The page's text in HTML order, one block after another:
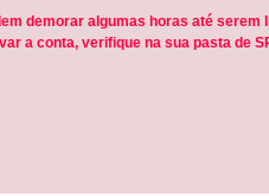
demorar algumas horas até
a conta, verifique na sua pasta de